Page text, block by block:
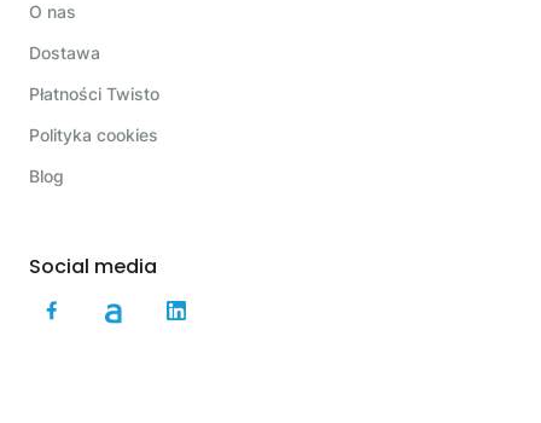
O nas
Dostawa
Płatności Twisto
Polityka cookies
Blog
Social media